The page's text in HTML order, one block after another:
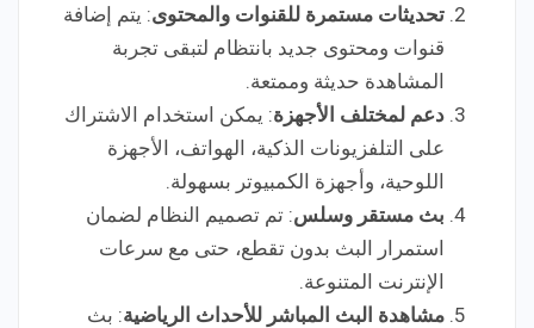
تحديثات مستمرة للقنوات والمحتوى: يتم إضافة
قنوات ومحتوى جديد بانتظام لتبقى تجربة
المشاهدة حديثة وممتعة.
دعم لمختلف الأجهزة: يمكن استخدام الاشتراك
على التلفزيونات الذكية، الهواتف، الأجهزة
اللوحية، وأجهزة الكمبيوتر بسهولة.
بث مستقر وسلس: تم تصميم النظام لضمان
استمرار البث بدون تقطع، حتى مع سرعات
الإنترنت المتنوعة.
مشاهدة البث المباشر للأحداث الرياضية: بث